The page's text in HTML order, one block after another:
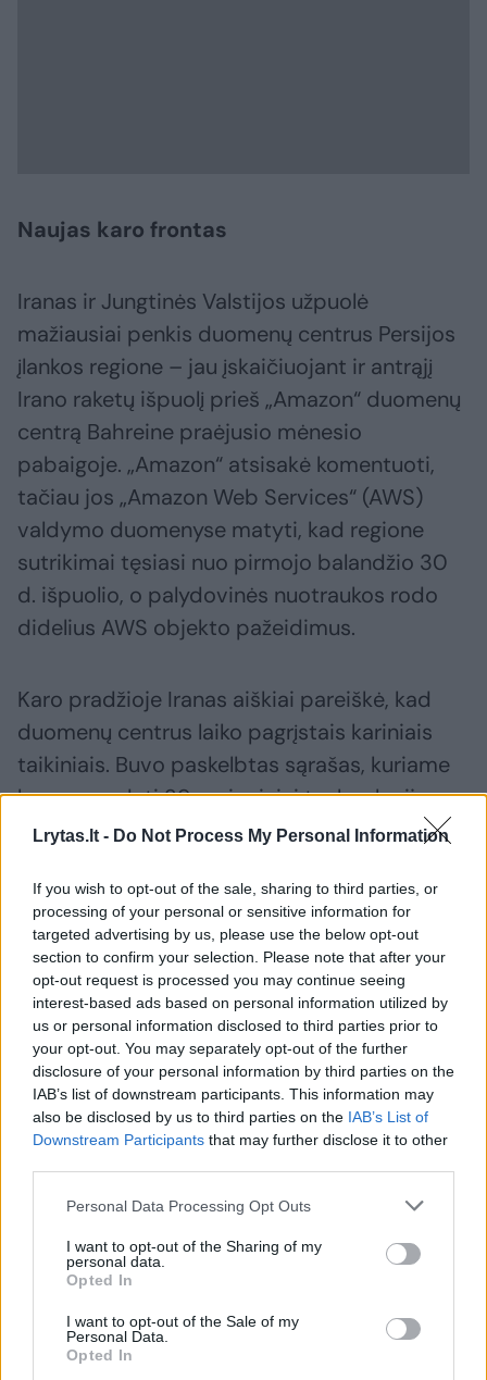
Lrytas.lt - Do Not Process My Personal Information
If you wish to opt-out of the sale, sharing to third parties, or
processing of your personal or sensitive information for
targeted advertising by us, please use the below opt-out
section to confirm your selection. Please note that after your
opt-out request is processed you may continue seeing
interest-based ads based on personal information utilized by
us or personal information disclosed to third parties prior to
your opt-out. You may separately opt-out of the further
disclosure of your personal information by third parties on the
IAB’s list of downstream participants. This information may
also be disclosed by us to third parties on the IAB’s List of
Downstream Participants that may further disclose it to other
Personal Data Processing Opt Outs
I want to opt-out of the Sharing of my
personal data.
Opted In
I want to opt-out of the Sale of my
Personal Data.
Opted In
Naujas karo frontas
Iranas ir Jungtinės Valstijos užpuolė
mažiausiai penkis duomenų centrus Persijos
įlankos regione – jau įskaičiuojant ir antrąjį
Irano raketų išpuolį prieš „Amazon“ duomenų
centrą Bahreine praėjusio mėnesio
pabaigoje. „Amazon“ atsisakė komentuoti,
tačiau jos „Amazon Web Services“ (AWS)
valdymo duomenyse matyti, kad regione
sutrikimai tęsiasi nuo pirmojo balandžio 30
d. išpuolio, o palydovinės nuotraukos rodo
didelius AWS objekto pažeidimus.
Karo pradžioje Iranas aiškiai pareiškė, kad
duomenų centrus laiko pagrįstais kariniais
taikiniais. Buvo paskelbtas sąrašas, kuriame
buvo nurodyti 29 regioniniai technologijų
objektai, įskaitant „Amazon“, „Google“,
priklausančius objektus.
„Telegram“ žinutėje, paskelbtoje po liepos 21
d. atakos prieš „Amazon“ duomenų centrą,
Irano režimas teigė, kad vėl smogė šiam
objektui, nes „Amazon“ teikia debesų
kompiuterijos paslaugas JAV karinės
žvalgybos operacijoms. „Amazon“ yra
vyriausybe, įskaitant dalį 9 mlrd. JAV dolerių
Capability“. Šiame projekte taip pat
dalyvauja „Google“, „Microsoft“ ir „Oracle“.
Šio regiono duomenų centrai svarbūs ne tik